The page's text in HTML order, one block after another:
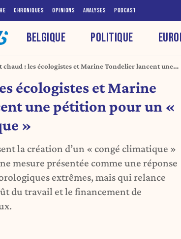
CHRONIQUES OPINIONS ANALYSES PODCAST
BELGIQUE POLITIQUE
chaud : les écologistes et Marine Tondelier lancent une
écologistes et Marine
une pétition pour un «
»
la création d’un « congé climatique »
mesure présentée comme une réponse
extrêmes, mais qui relance
du travail et le financement de